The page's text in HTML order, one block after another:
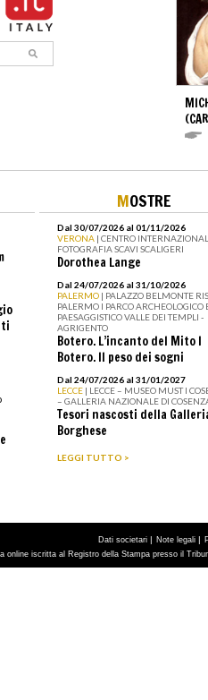
MOSTRE
Dal 30/07/2026 al 01/11/2026
VERONA | CENTRO
FOTOGRAFIA SCAVI SCALIGERI
Dorothea Lange
Dal 24/07/2026 al 31/10/2026
PALERMO | PALAZZO BELMONTE
PALERMO I PARCO ARCHEOLOGICO
PAESAGGISTICO VALLE DEI TEMPLI -
AGRIGENTO
Botero. L’incanto del Mito I
Botero. Il peso dei sogni
Dal 24/07/2026 al 31/01/2027
LECCE | LECCE – MUSEO MUST I
– GALLERIA NAZIONALE DI
Tesori nascosti della
Borghese
LEGGI TUTTO >
Dati societari | Note legali |
online iscritta al Registro della Stampa presso il